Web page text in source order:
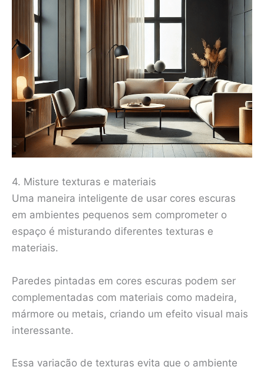
4. Misture texturas e materiais
Uma maneira inteligente de usar cores escuras
em ambientes pequenos sem comprometer o
espaço é misturando diferentes texturas e
materiais.
Paredes pintadas em cores escuras podem ser
complementadas com materiais como madeira,
mármore ou metais, criando um efeito visual mais
interessante.
Essa variação de texturas evita que o ambiente